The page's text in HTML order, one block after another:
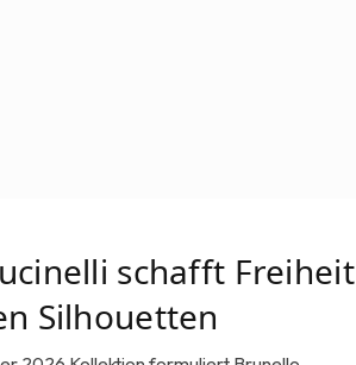
schafft Freiheit
Silhouetten